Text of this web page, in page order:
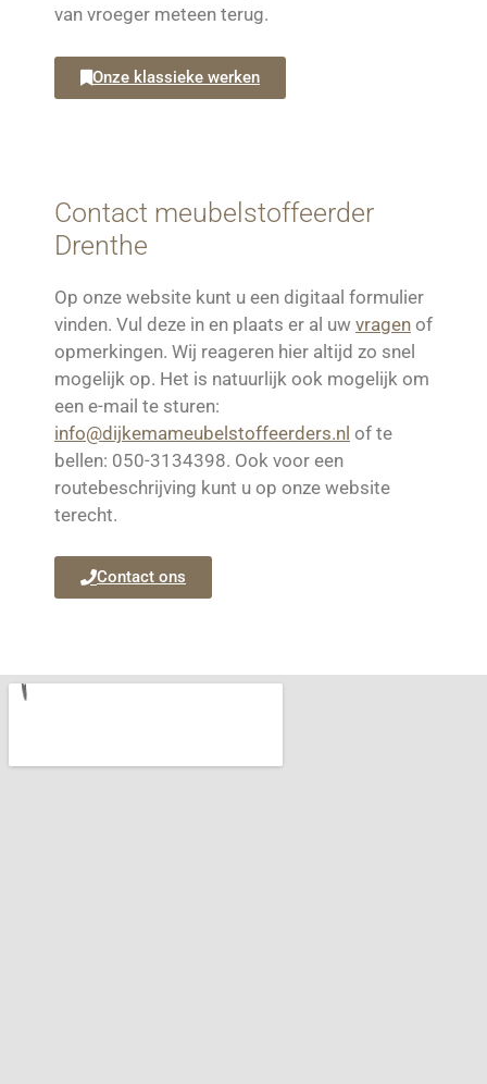
van vroeger meteen terug.
Onze klassieke werken
Contact meubelstoffeerder
Drenthe
Op onze website kunt u een digitaal formulier
vinden. Vul deze in en plaats er al uw vragen of
opmerkingen. Wij reageren hier altijd zo snel
mogelijk op. Het is natuurlijk ook mogelijk om
een e-mail te sturen:
info@dijkemameubelstoffeerders.nl of te
bellen: 050-3134398. Ook voor een
routebeschrijving kunt u op onze website
terecht.
Contact ons